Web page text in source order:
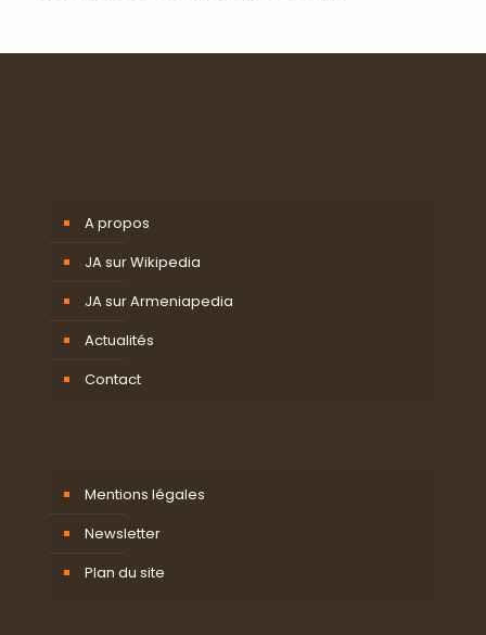
A propos
JA sur Wikipedia
JA sur Armeniapedia
Actualités
Contact
Mentions légales
Newsletter
Plan du site